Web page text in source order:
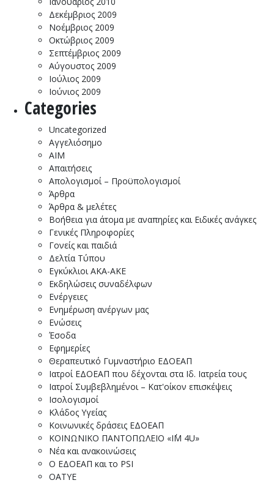
Δεκέμβριος 2009
Νοέμβριος 2009
Οκτώβριος 2009
Σεπτέμβριος 2009
Αύγουστος 2009
Ιούλιος 2009
Ιούνιος 2009
Categories
Uncategorized
Αγγελιόσημο
ΑΙΜ
Απαιτήσεις
Απολογισμοί – Προϋπολογισμοί
Άρθρα
Άρθρα & μελέτες
Βοήθεια για άτομα με αναπηρίες και Ειδικές ανάγκες
Γενικές Πληροφορίες
Γονείς και παιδιά
Δελτία Τύπου
Εγκύκλιοι ΑΚΑ-ΑΚΕ
Εκδηλώσεις συναδέλφων
Ενέργειες
Ενημέρωση ανέργων μας
Ενώσεις
Έσοδα
Εφημερίες
Θεραπευτικό Γυμναστήριο ΕΔΟΕΑΠ
Ιατροί ΕΔΟΕΑΠ που δέχονται στα Ιδ. Ιατρεία τους
Ιατροί Συμβεβλημένοι – Κατ'οίκον επισκέψεις
Ισολογισμοί
Κλάδος Υγείας
Κοινωνικές δράσεις ΕΔΟΕΑΠ
ΚΟΙΝΩΝΙΚΟ ΠΑΝΤΟΠΩΛΕΙΟ «I΄M 4U»
Νέα και ανακοινώσεις
Ο ΕΔΟΕΑΠ και το PSI
ΟΑΤΥΕ